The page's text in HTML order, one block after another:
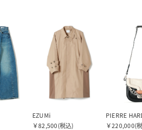
EZUMi
￥82,500(税込)
PIERRE
￥220,000(